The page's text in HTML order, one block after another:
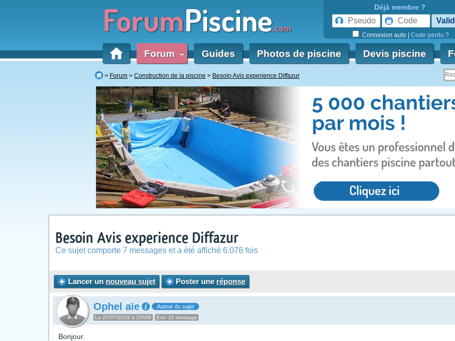
ForumPiscine.com
Déjà membre ?
Connexion auto Code perdu ?
Forum ‹ Guides Photos de piscine Devis piscine
Forum Construction de la piscine Besoin Avis experience Diffazur
Besoin Avis experience Diffazur
Ce sujet comporte 7 messages et a été affiché 6.076 fois
Lancer un nouveau sujet Poster une réponse
Ophel aïe Auteur du sujet
Le 27/07/2019 à 15h56 Env. 10 message
Bonjour.